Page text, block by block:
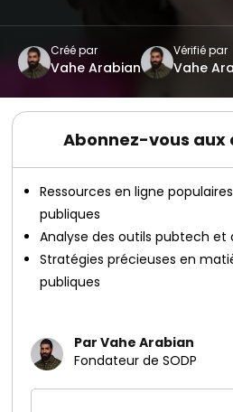
Créé par
Vahe Arabian
Vérifié par
Vahe
Abonnez-vous aux
Ressources en ligne
publiques
Analyse des outils pubtech et
Stratégies précieuses en
publiques
Par Vahe Arabian
Fondateur de SODP